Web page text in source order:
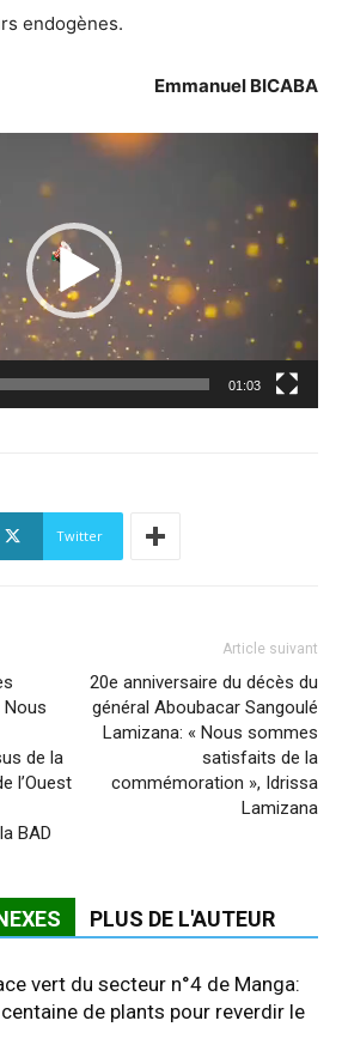
endogènes.
Emmanuel BICABA
Lecteur
01:03
Twitter
Nous
de la
l’Ouest
BAD
Article suivant
20e anniversaire du décès du
général Aboubacar Sangoulé
Lamizana: « Nous sommes
satisfaits de la
commémoration », Idrissa
Lamizana
PLUS DE L'AUTEUR
vert du secteur n°4 de Manga:
centaine de plants pour reverdir le